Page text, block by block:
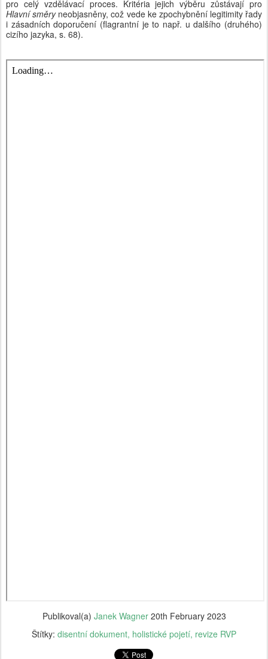
Hlavní směry neobjasněny, což vede ke zpochybnění legitimity řady
i zásadních doporučení (flagrantní je to např. u dalšího (druhého)
cizího jazyka, s. 68).
Publikoval(a) Janek Wagner 20th February 2023
Štítky: disentní dokument holistické pojetí revize RVP